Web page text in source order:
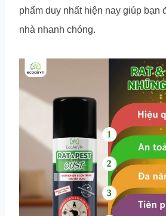
phẩm duy nhất hiện nay giúp bạn
nhà nhanh chóng.